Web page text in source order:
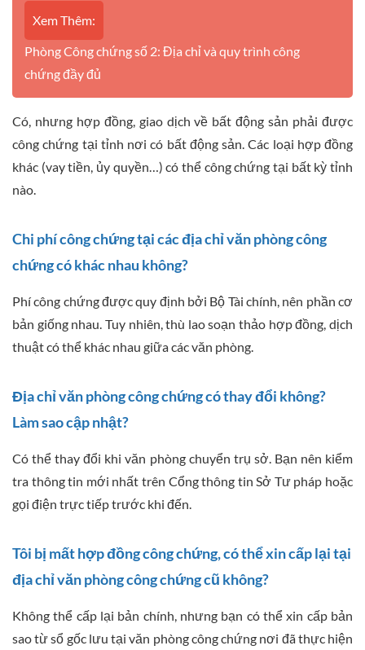
Xem Thêm:
Phòng Công chứng số 2: Địa chỉ và quy trình công
chứng đầy đủ
Có, nhưng hợp đồng, giao dịch về bất động sản phải được
công chứng tại tỉnh nơi có bất động sản. Các loại hợp đồng
khác (vay tiền, ủy quyền…) có thể công chứng tại bất kỳ tỉnh
nào.
Chi phí công chứng tại các địa chỉ văn phòng công
chứng có khác nhau không?
Phí công chứng được quy định bởi Bộ Tài chính, nên phần cơ
bản giống nhau. Tuy nhiên, thù lao soạn thảo hợp đồng, dịch
thuật có thể khác nhau giữa các văn phòng.
Địa chỉ văn phòng công chứng có thay đổi không?
Làm sao cập nhật?
Có thể thay đổi khi văn phòng chuyển trụ sở. Bạn nên kiểm
tra thông tin mới nhất trên Cổng thông tin Sở Tư pháp hoặc
gọi điện trực tiếp trước khi đến.
Tôi bị mất hợp đồng công chứng, có thể xin cấp lại tại
địa chỉ văn phòng công chứng cũ không?
Không thể cấp lại bản chính, nhưng bạn có thể xin cấp bản
sao từ sổ gốc lưu tại văn phòng công chứng nơi đã thực hiện